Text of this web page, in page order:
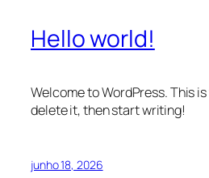
Hello world!
Welcome to WordPress. This
delete it, then start writing!
junho 18, 2026